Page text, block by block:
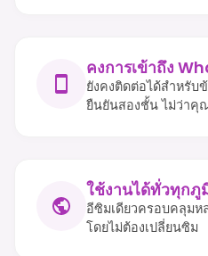
คงการเข้าถึง
ยังคงติดต่อได้สำหรับ
ยืนยันสองชั้น ไม่ว่าคุ
ใช้งานได้ทั่วทุกภู
อีซิมเดียวครอบคลุมห
โดยไม่ต้องเปลี่ยนซิม